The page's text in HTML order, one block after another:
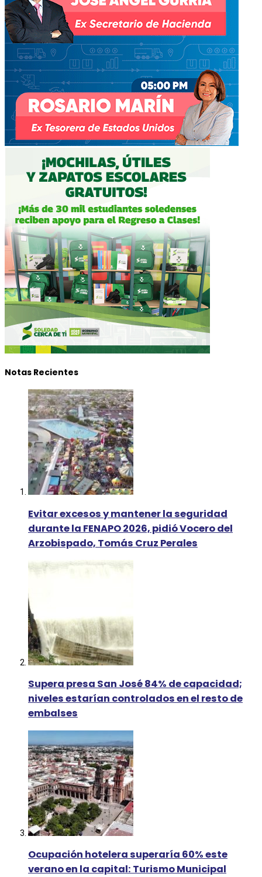
Notas Recientes
Evitar excesos y mantener la seguridad
durante la FENAPO 2026, pidió Vocero del
Arzobispado, Tomás Cruz Perales
Supera presa San José 84% de capacidad;
niveles estarían controlados en el resto de
embalses
Ocupación hotelera superaría 60% este
verano en la capital: Turismo Municipal